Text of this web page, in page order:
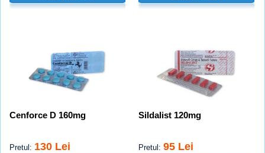
Cenforce D 160mg
Pretul: 130 Lei
Sildalist 120mg
Pretul: 95 Lei